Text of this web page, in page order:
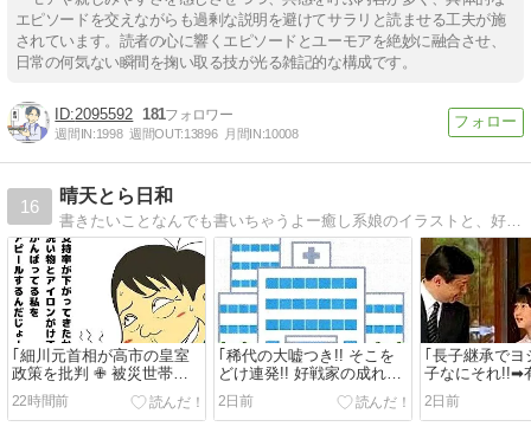
エピソードを交えながらも過剰な説明を避けてサラリと読ませる工夫が施
されています。読者の心に響くエピソードとユーモアを絶妙に融合させ、
日常の何気ない瞬間を掬い取る技が光る雑記的な構成です。
2095592 181
週間IN:1998 週間OUT:13896 月間IN:10008
16
晴天とら日和
書きたいことなんでも書いちゃうよー癒し系娘のイラストと、好奇心旺盛なおばちゃんのブログです。ヨロシク！
｢細川元首相が高市の皇室
政策を批判 ✙ 被災世帯に
10万円給付金だろ!!とか｣
22時間前
｢稀代の大嘘つき!! そこを
どけ連発!! 好戦家の成れの
果ては!!｣
2日前
｢長子継承で
子なにそれ!!➡
さまこそ天皇
2日前